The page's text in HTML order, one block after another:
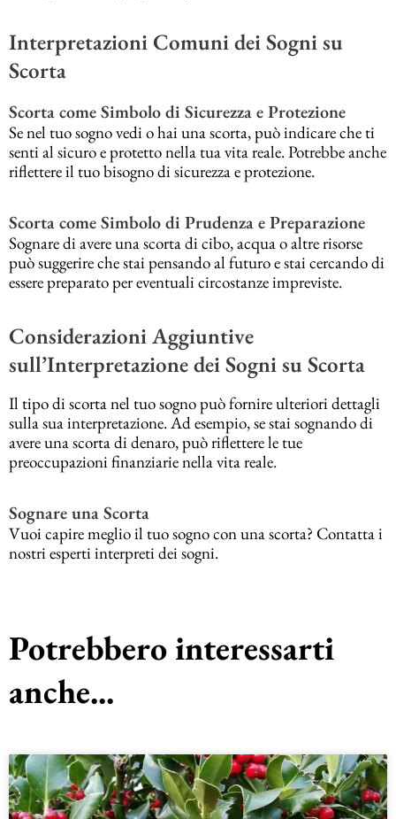
Interpretazioni Comuni dei Sogni su
Scorta
Scorta come Simbolo di Sicurezza e Protezione
Se nel tuo sogno vedi o hai una scorta, può indicare che ti
senti al sicuro e protetto nella tua vita reale. Potrebbe anche
riflettere il tuo bisogno di sicurezza e protezione.
Scorta come Simbolo di Prudenza e Preparazione
Sognare di avere una scorta di cibo, acqua o altre risorse
può suggerire che stai pensando al futuro e stai cercando di
essere preparato per eventuali circostanze impreviste.
Considerazioni Aggiuntive
sull’Interpretazione dei Sogni su Scorta
Il tipo di scorta nel tuo sogno può fornire ulteriori dettagli
sulla sua interpretazione. Ad esempio, se stai sognando di
avere una scorta di denaro, può riflettere le tue
preoccupazioni finanziarie nella vita reale.
Sognare una Scorta
Vuoi capire meglio il tuo sogno con una scorta? Contatta i
nostri esperti interpreti dei sogni.
Potrebbero interessarti
anche...